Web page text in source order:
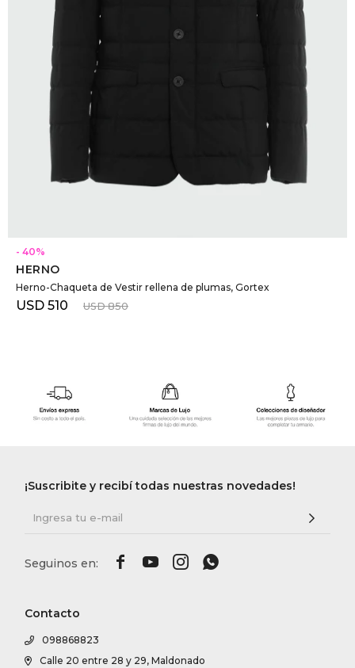
40
HERNO
Herno-Chaqueta de Vestir rellena de plumas, Gortex
USD 510 USD 850
Contacto
098868823
Calle 20 entre 28 y 29, Maldonado
¡Suscribite y recibí todas nuestras novedades!
   